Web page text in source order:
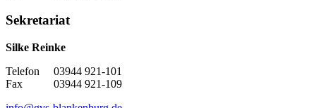
Sekretariat
Silke Reinke
Telefon 03944 921-101
Fax 03944 921-109